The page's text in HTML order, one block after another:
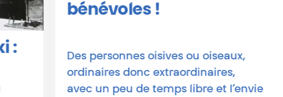
bénévoles !
Des personnes oisives ou oiseaux,
ordinaires donc extraordinaires,
avec un peu de temps libre et l’envie